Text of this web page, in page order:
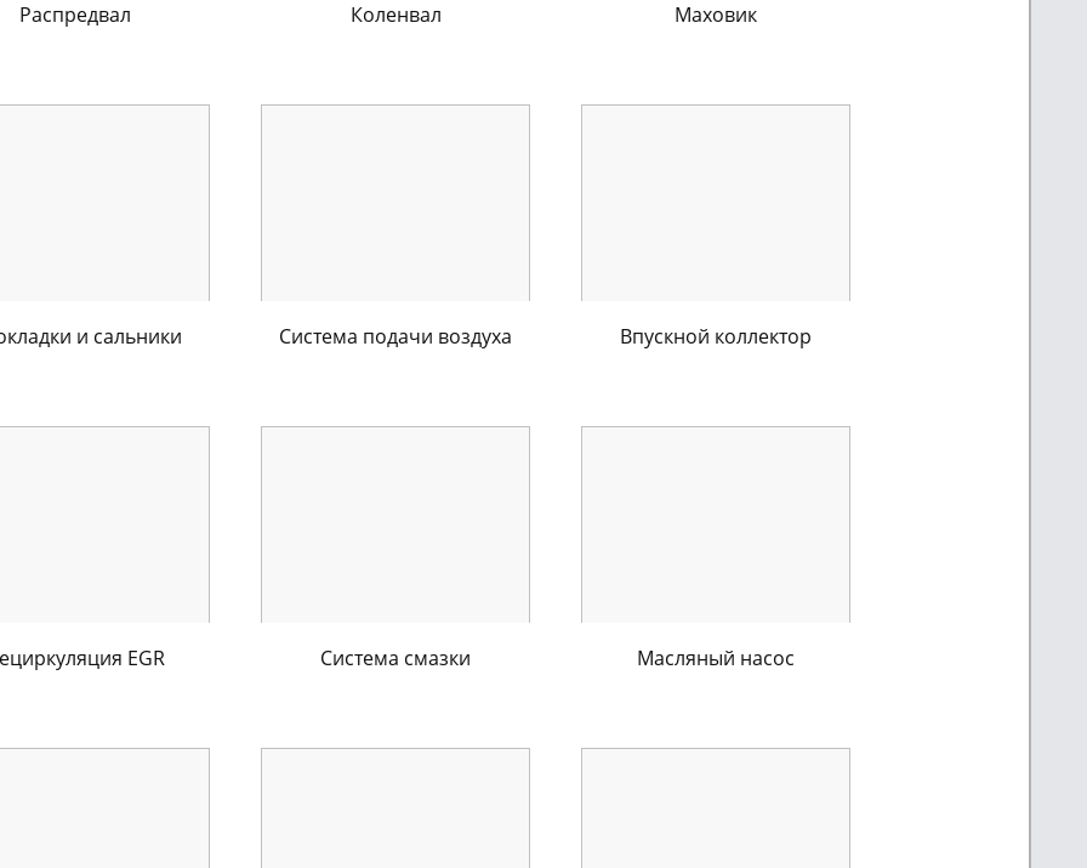
Распредвал Коленвал Маховик
и сальники Система подачи воздуха Впускной коллектор
EGR Система смазки Масляный насос